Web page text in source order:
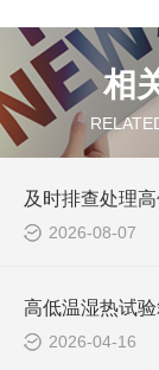
相
2026-08-07
2026-04-16